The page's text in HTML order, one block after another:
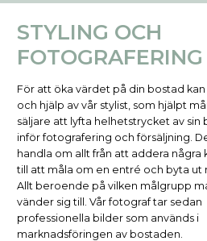
STYLING OCH
FOTOGRAFERING
För att öka värdet på din bostad kan
och hjälp av vår stylist, som hjälpt
säljare att lyfta helhetstrycket av sin
inför fotografering och försäljning.
handla om allt från att addera några
till att måla om en entré och byta ut
Allt beroende på vilken målgrupp
vänder sig till. Vår fotograf tar sedan
professionella bilder som används i
marknadsföringen av bostaden.